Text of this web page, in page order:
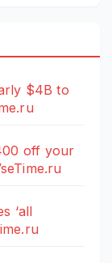
$4B to
off your
‘all